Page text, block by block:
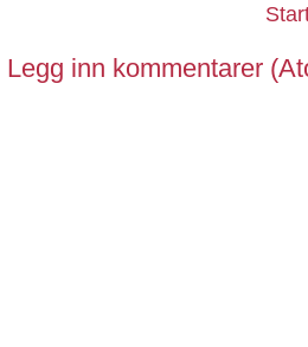
Legg inn kommentarer